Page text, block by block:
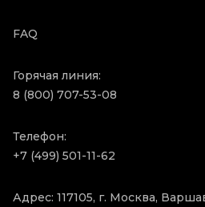
FAQ
Горячая линия:
8 (800) 707-53-08
Телефон:
+7 (499) 501-11-62
Адрес: 117105, г. Москва,